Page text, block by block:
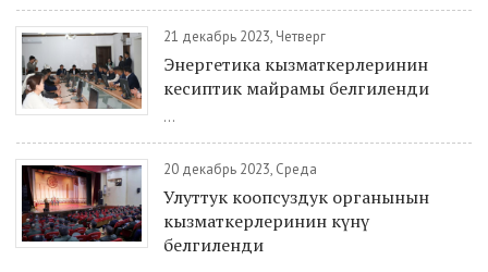
21 декабрь 2023, Четверг
Энергетика кызматкерлеринин
кесиптик майрамы белгиленди
...
20 декабрь 2023, Среда
Улуттук коопсуздук органынын
кызматкерлеринин күнү
белгиленди